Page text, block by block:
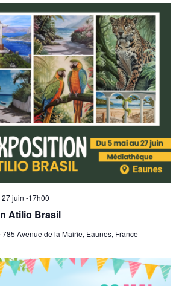
vues
Atilio Brasil
27 juin -17h00
785 Avenue de la Mairie, Eaunes, France